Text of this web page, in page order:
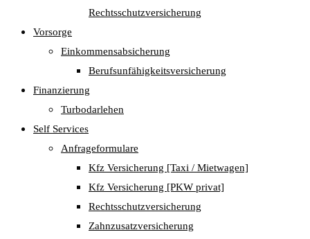
Rechtsschutzversicherung
Vorsorge
Einkommensabsicherung
Berufsunfähigkeitsversicherung
Finanzierung
Turbodarlehen
Self Services
Anfrageformulare
Kfz Versicherung [Taxi / Mietwagen]
Kfz Versicherung [PKW privat]
Rechtsschutzversicherung
Zahnzusatzversicherung